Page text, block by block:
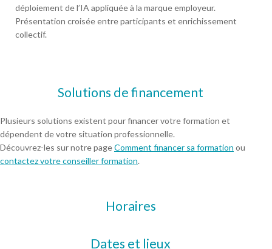
déploiement de l’IA appliquée à la marque employeur.
Présentation croisée entre participants et enrichissement
collectif.
Solutions de financement
Plusieurs solutions existent pour financer votre formation et
dépendent de votre situation professionnelle.
Découvrez-les sur notre pageComment financer sa formation ou
contactez votre conseiller formation.
Horaires
Dates et lieux